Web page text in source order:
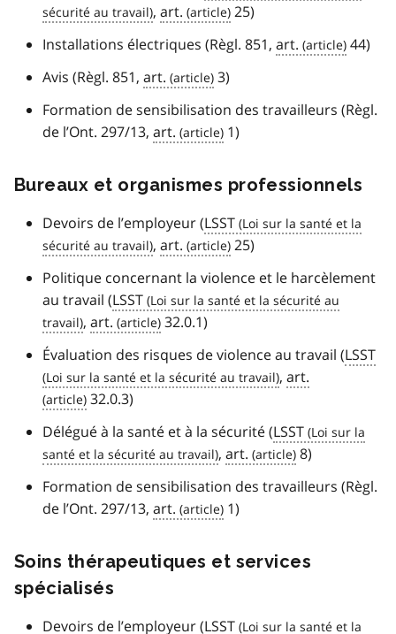
, art.
25)
Installations électriques (Règl. 851, art.
44)
Avis (Règl. 851, art.
3)
Formation de sensibilisation des travailleurs (Règl.
de l’Ont. 297/13, art. 1)
Bureaux et organismes professionnels
Devoirs de l’employeur (LSST
, art.
25)
Politique concernant la violence et le harcèlement
au travail (LSST
, art.
32.0.1)
Évaluation des risques de violence au travail (LSST
, art.
32.0.3)
Délégué à la santé et à la sécurité (LSST
, art.
8)
Formation de sensibilisation des travailleurs (Règl.
de l’Ont. 297/13, art. 1)
Soins thérapeutiques et services
spécialisés
Devoirs de l’employeur (LSST